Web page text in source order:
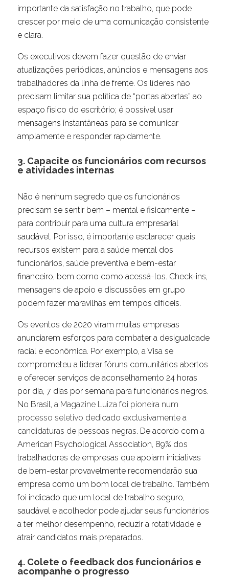
importante da satisfação no trabalho, que pode
crescer por meio de uma comunicação consistente
e clara.
Os executivos devem fazer questão de enviar
atualizações periódicas, anúncios e mensagens aos
trabalhadores da linha de frente. Os líderes não
precisam limitar sua política de “portas abertas” ao
espaço físico do escritório; é possível usar
mensagens instantâneas para se comunicar
amplamente e responder rapidamente.
3. Capacite os funcionários com recursos
e atividades internas
Não é nenhum segredo que os funcionários
precisam se sentir bem – mental e fisicamente –
para contribuir para uma cultura empresarial
saudável. Por isso, é importante esclarecer quais
recursos existem para a saúde mental dos
funcionários, saúde preventiva e bem-estar
financeiro, bem como como acessá-los. Check-ins,
mensagens de apoio e discussões em grupo
podem fazer maravilhas em tempos difíceis.
Os eventos de 2020 viram muitas empresas
anunciarem esforços para combater a desigualdade
racial e econômica. Por exemplo, a Visa se
comprometeu a liderar fóruns comunitários abertos
e oferecer serviços de aconselhamento 24 horas
por dia, 7 dias por semana para funcionários negros.
No Brasil, a Magazine Luiza foi pioneira num
processo seletivo dedicado exclusivamente a
candidaturas de pessoas negras. De acordo com a
American Psychological Association, 89% dos
trabalhadores de empresas que apoiam iniciativas
de bem-estar provavelmente recomendarão sua
empresa como um bom local de trabalho. Também
foi indicado que um local de trabalho seguro,
saudável e acolhedor pode ajudar seus funcionários
a ter melhor desempenho, reduzir a rotatividade e
atrair candidatos mais preparados.
4. Colete o feedback dos funcionários e
acompanhe o progresso